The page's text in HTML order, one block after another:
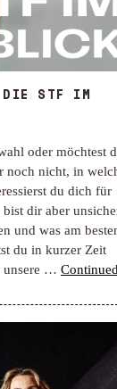
DIE STF IM
oder möchtest
noch nicht, in
du dich für
dir aber
und was am
du in kurzer Zeit
unsere … Continued